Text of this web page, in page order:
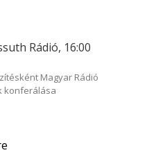
Rádió, 16:00
Magyar Rádió
konferálása